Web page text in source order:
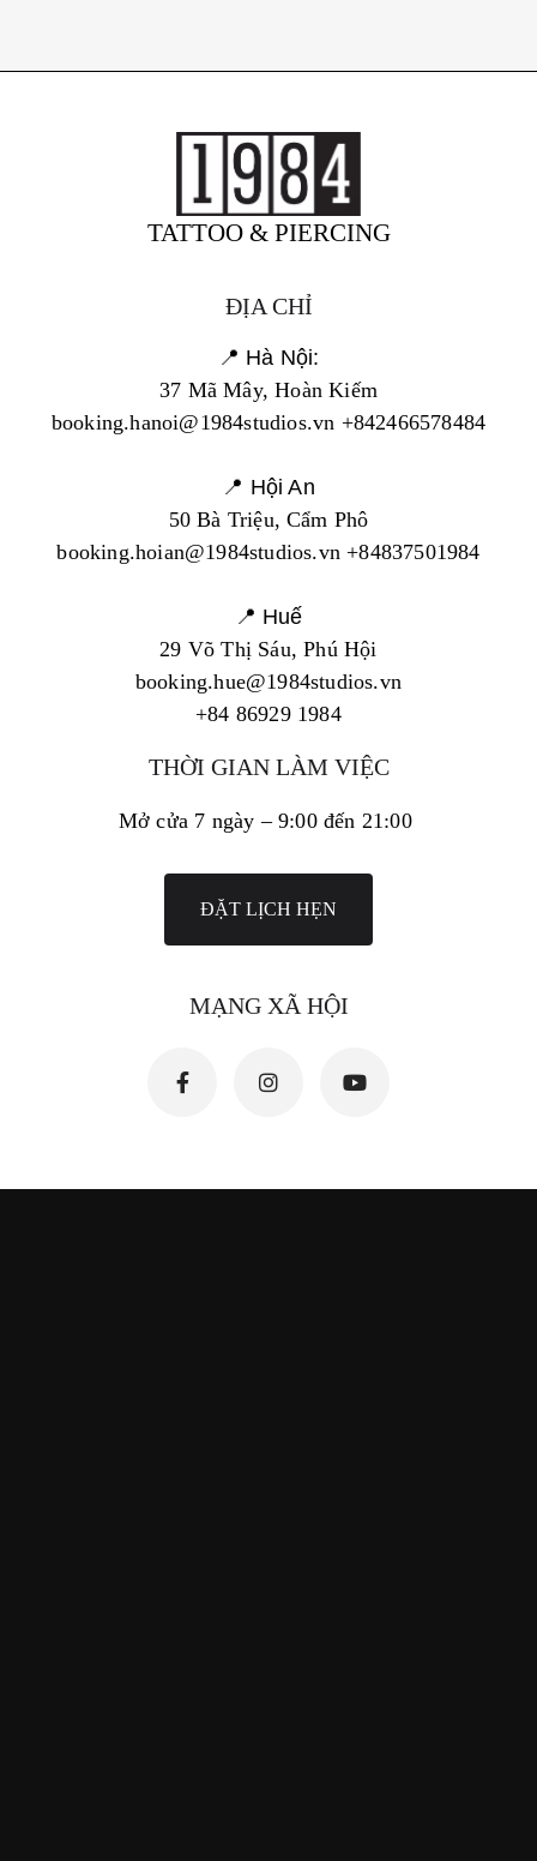
TATTOO & PIERCING
ĐỊA CHỈ
📍 Hà Nội:
37 Mã Mây, Hoàn Kiếm
booking.hanoi@1984studios.vn +842466578484
📍 Hội An
50 Bà Triệu, Cẩm Phô
booking.hoian@1984studios.vn +84837501984
📍 Huế
29 Võ Thị Sáu, Phú Hội
booking.hue@1984studios.vn
+84 86929 1984
THỜI GIAN LÀM VIỆC
Mở cửa 7 ngày – 9:00 đến 21:00
ĐẶT LỊCH HẸN
MẠNG XÃ HỘI